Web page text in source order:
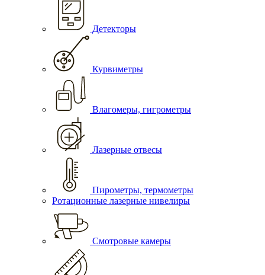
Детекторы
Курвиметры
Влагомеры, гигрометры
Лазерные отвесы
Пирометры, термометры
Ротационные лазерные нивелиры
Смотровые камеры